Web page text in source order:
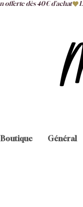
Boutique Général